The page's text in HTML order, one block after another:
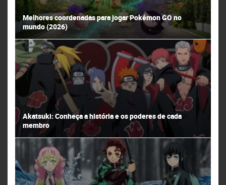
Melhores coordenadas para jogar Pokémon GO no
mundo (2026)
Akatsuki: Conheça a história e os poderes de cada
membro